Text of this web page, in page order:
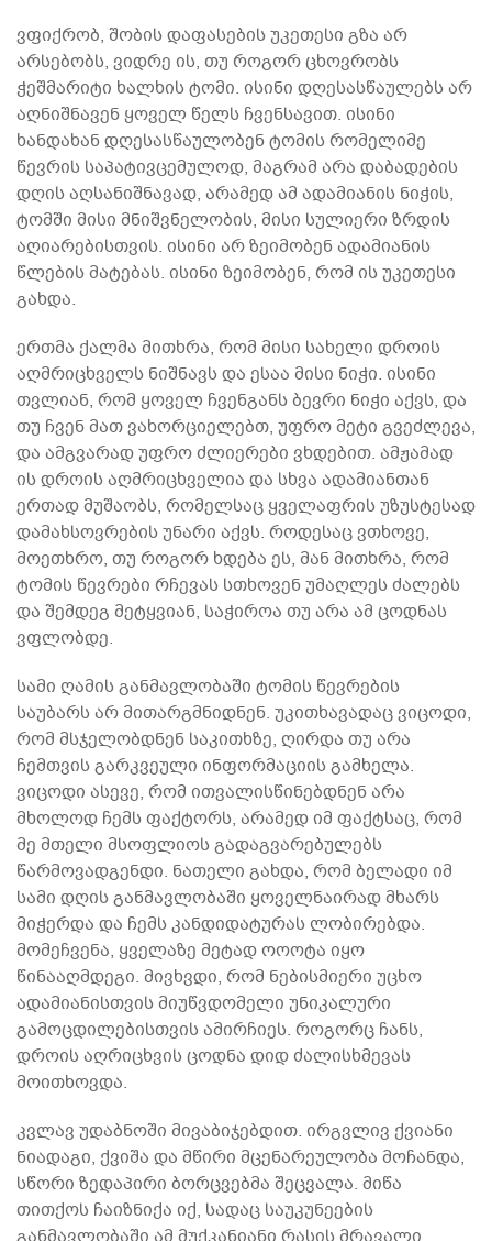
ვფიქრობ, შობის დაფასების უკეთესი გზა არ
არსებობს, ვიდრე ის, თუ როგორ ცხოვრობს
ჭეშმარიტი ხალხის ტომი. ისინი დღესასწაულებს არ
აღნიშნავენ ყოველ წელს ჩვენსავით. ისინი
ხანდახან დღესასწაულობენ ტომის რომელიმე
წევრის საპატივცემულოდ, მაგრამ არა დაბადების
დღის აღსანიშნავად, არამედ ამ ადამიანის ნიჭის,
ტომში მისი მნიშვნელობის, მისი სულიერი ზრდის
აღიარებისთვის. ისინი არ ზეიმობენ ადამიანის
წლების მატებას. ისინი ზეიმობენ, რომ ის უკეთესი
გახდა.
ერთმა ქალმა მითხრა, რომ მისი სახელი დროის
აღმრიცხველს ნიშნავს და ესაა მისი ნიჭი. ისინი
თვლიან, რომ ყოველ ჩვენგანს ბევრი ნიჭი აქვს, და
თუ ჩვენ მათ ვახორციელებთ, უფრო მეტი გვეძლევა,
და ამგვარად უფრო ძლიერები ვხდებით. ამჟამად
ის დროის აღმრიცხველია და სხვა ადამიანთან
ერთად მუშაობს, რომელსაც ყველაფრის უზუსტესად
დამახსოვრების უნარი აქვს. როდესაც ვთხოვე,
მოეთხრო, თუ როგორ ხდება ეს, მან მითხრა, რომ
ტომის წევრები რჩევას სთხოვენ უმაღლეს ძალებს
და შემდეგ მეტყვიან, საჭიროა თუ არა ამ ცოდნას
ვფლობდე.
სამი ღამის განმავლობაში ტომის წევრების
საუბარს არ მითარგმნიდნენ. უკითხავადაც ვიცოდი,
რომ მსჯელობდნენ საკითხზე, ღირდა თუ არა
ჩემთვის გარკვეული ინფორმაციის გამხელა.
ვიცოდი ასევე, რომ ითვალისწინებდნენ არა
მხოლოდ ჩემს ფაქტორს, არამედ იმ ფაქტსაც, რომ
მე მთელი მსოფლიოს გადაგვარებულებს
წარმოვადგენდი. ნათელი გახდა, რომ ბელადი იმ
სამი დღის განმავლობაში ყოველნაირად მხარს
მიჭერდა და ჩემს კანდიდატურას ლობირებდა.
მომეჩვენა, ყველაზე მეტად ოოოტა იყო
წინააღმდეგი. მივხვდი, რომ ნებისმიერი უცხო
ადამიანისთვის მიუწვდომელი უნიკალური
გამოცდილებისთვის ამირჩიეს. როგორც ჩანს,
დროის აღრიცხვის ცოდნა დიდ ძალისხმევას
მოითხოვდა.
კვლავ უდაბნოში მივაბიჯებდით. ირგვლივ ქვიანი
ნიადაგი, ქვიშა და მწირი მცენარეულობა მოჩანდა,
სწორი ზედაპირი ბორცვებმა შეცვალა. მიწა
თითქოს ჩაიზნიქა იქ, სადაც საუკუნეების
განმავლობაში ამ მუქკანიანი რასის მრავალი